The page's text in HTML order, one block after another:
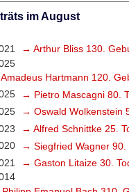
im August
→ Arthur Bliss 130.
Hartmann 120.
→ Pietro Mascagni 80.
→ Oswald Wolkenstein
→ Alfred Schnittke 25.
→ Siegfried Wagner 90.
→ Gaston Litaize 30.